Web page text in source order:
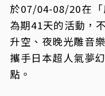
於07/04-08/20在「
為期41天的活動，
升空、夜晚光雕音
攜手日本超人氣夢
點。